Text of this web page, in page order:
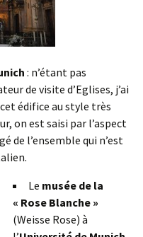
: n’étant pas
de visite d’Eglises, j’ai
édifice au style très
on est saisi par l’aspect
de l’ensemble qui n’est
Le musée de la
« Rose Blanche »
(Weisse Rose) à